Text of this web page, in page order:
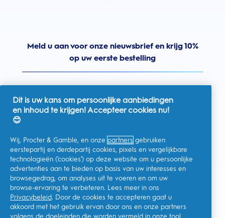
Meld u aan voor onze nieuwsbrief en krijg 10%
op uw eerste bestelling
Ik geef toestemming voor het ontvangen van
gepersonaliseerde communicatie met betrekking tot
aanbiedingen, nieuws en andere promotionele initiatieven van
Oral-B en andere
P&G-merken
kan me op elk momentafmelden.
Procter & Gamble, als verwerkingsverantwoordelijke, zal uw
persoonlijke gegevens verwerken zodat u zich bij deze site kunt
registreren en de interactie kunt aangaan met de aangeboden
Dit is uw kans om persoonlijke aanbiedingen
en inhoud te krijgen! Accepteer cookies nu!
😊
Wij, Procter & Gamble, en onze partners gebruiken
eerstepartij en derdepartij cookies, pixels en vergelijkbare
technologieën ('cookies') op deze website om u persoonlijke
advertenties aan te bieden op basis van uw interesses en
browsegedrag, om analyses uit te voeren en om uw
browse-ervaring te verbeteren. Lees meer in ons
Privacybeleid. Door de cookies te accepteren gaat u
akkoord met het gebruik ervan door ons en onze partners
volgens de doeleinden die worden vermeld in onze tool